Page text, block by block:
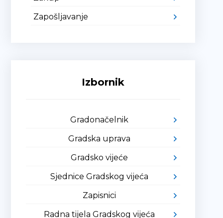
Zapošljavanje
Izbornik
Gradonačelnik
Gradska uprava
Gradsko vijeće
Sjednice Gradskog vijeća
Zapisnici
Radna tijela Gradskog vijeća